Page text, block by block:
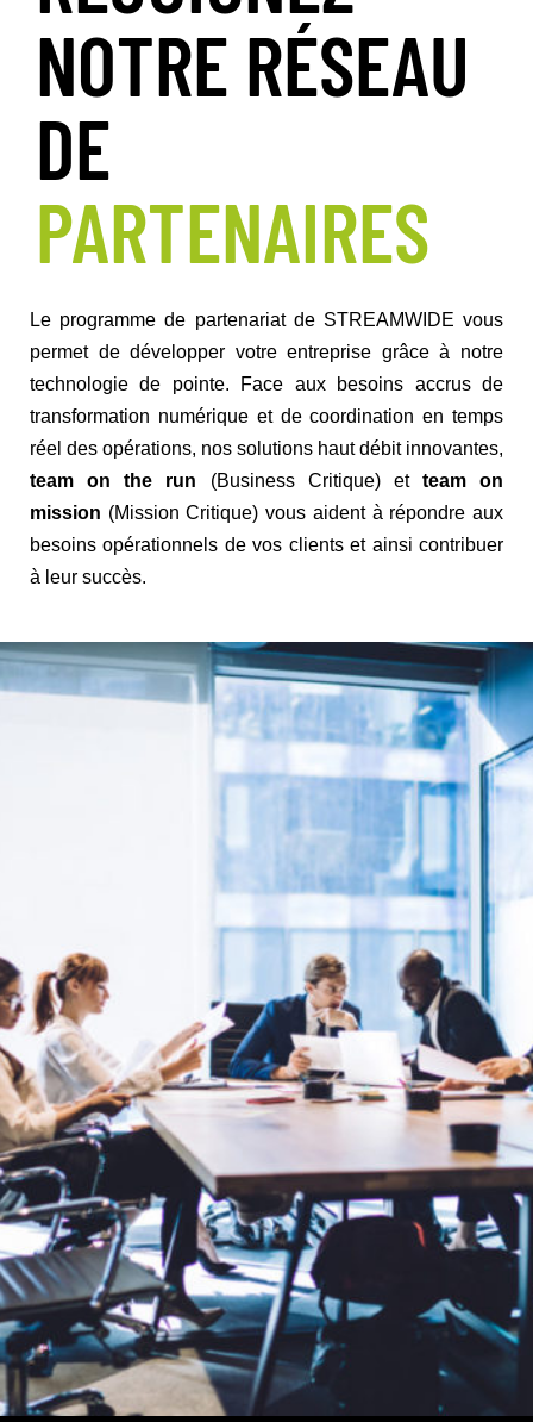
NOTRE RÉSEAU
DE
PARTENAIRES
Le programme de partenariat de STREAMWIDE vous
permet de développer votre entreprise grâce à notre
technologie de pointe. Face aux besoins accrus de
transformation numérique et de coordination en temps
réel des opérations, nos solutions haut débit innovantes,
team on the run (Business Critique) et team on
mission (Mission Critique) vous aident à répondre aux
besoins opérationnels de vos clients et ainsi contribuer
à leur succès.